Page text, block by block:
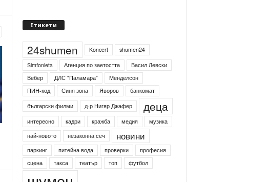
Етикети
24shumen Koncert
shumen24
Simfonieta
Агенция по заетостта
Васил Левски
Вебер
ДЛС "Паламара"
Менделсон
ПИН-код
Синя зона Яворов
банкомат
български филми
д-р Нигяр Джафер деца
интересно кадри кражба медия
музика
най-новото
незаконна сеч новини
паркинг питейна вода проверки
професия
сцена
такса театър топ футбол